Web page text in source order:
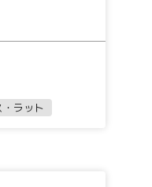
・ラット